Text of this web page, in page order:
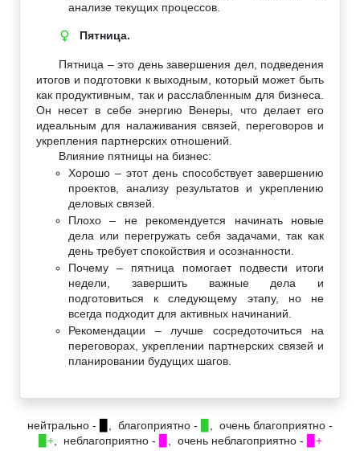
анализе текущих процессов.
♀ Пятница.
Пятница – это день завершения дел, подведения
итогов и подготовки к выходным, который может быть
как продуктивным, так и расслабленным для бизнеса.
Он несет в себе энергию Венеры, что делает его
идеальным для налаживания связей, переговоров и
укрепления партнерских отношений.
Влияние пятницы на бизнес:
Хорошо – этот день способствует завершению
проектов, анализу результатов и укреплению
деловых связей.
Плохо – не рекомендуется начинать новые
дела или перегружать себя задачами, так как
день требует спокойствия и осознанности.
Почему – пятница помогает подвести итоги
недели, завершить важные дела и
подготовиться к следующему этапу, но не
всегда подходит для активных начинаний.
Рекомендации – лучше сосредоточиться на
переговорах, укреплении партнерских связей и
планировании будущих шагов.
нейтрально - , благоприятно -
, очень благоприятно -
▉+, неблагоприятно - , очень неблагоприятно - ▉+